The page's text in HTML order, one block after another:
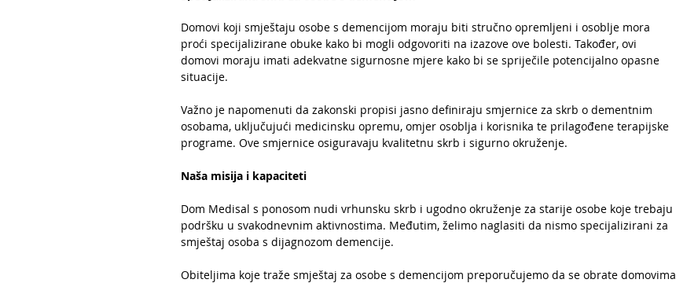
Domovi koji smještaju osobe s demencijom moraju biti stručno opremljeni i osoblje mora
proći specijalizirane obuke kako bi mogli odgovoriti na izazove ove bolesti. Također, ovi
domovi moraju imati adekvatne sigurnosne mjere kako bi se spriječile potencijalno opasne
situacije.
Važno je napomenuti da zakonski propisi jasno definiraju smjernice za skrb o dementnim
osobama, uključujući medicinsku opremu, omjer osoblja i korisnika te prilagođene terapijske
programe. Ove smjernice osiguravaju kvalitetnu skrb i sigurno okruženje.
Naša misija i kapaciteti
Dom Medisal s ponosom nudi vrhunsku skrb i ugodno okruženje za starije osobe koje trebaju
podršku u svakodnevnim aktivnostima. Međutim, želimo naglasiti da nismo specijalizirani za
smještaj osoba s dijagnozom demencije.
Obiteljima koje traže smještaj za osobe s demencijom preporučujemo da se obrate domovima